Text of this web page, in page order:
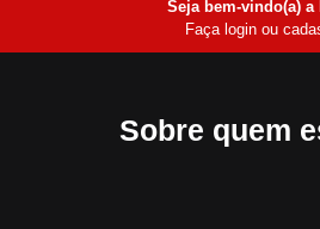
Seja bem-vindo(a) a
Faça login ou
Sobre quem